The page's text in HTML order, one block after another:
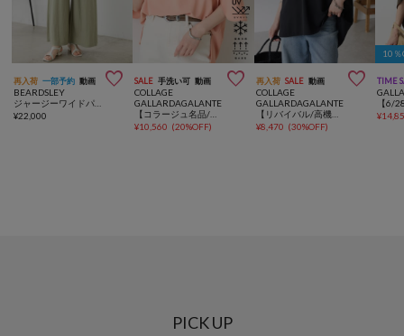
再入荷 一部予約 動画 
BEARDSLEY
¥22,000
SALE 手洗い可 動画 
COLLAGE
GALLARDAGALANTE
¥10,560 (20%OFF)
再入荷 SALE 動画 
COLLAGE
GALLARDAGALANTE
【リバイバル/高機能/とろみブラウス】ジャージスキッパーブラウス
¥8,470 (30%OFF)
10％
TIME
¥
PICK UP